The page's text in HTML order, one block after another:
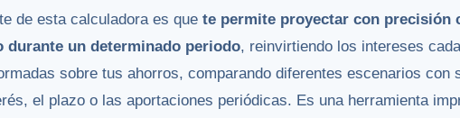
de esta calculadora es que te permite proyectar con precisión
un determinado periodo, reinvirtiendo los intereses
sobre tus ahorros, comparando diferentes escenarios con
el plazo o las aportaciones periódicas. Es una herramienta